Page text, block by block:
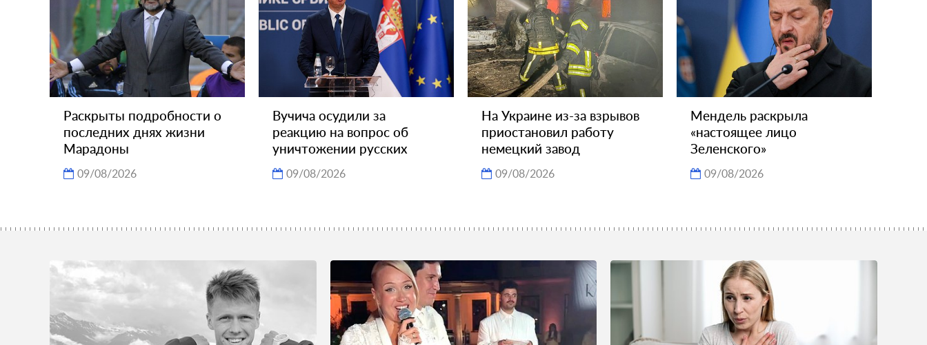
Раскрыты подробности о
последних днях жизни
Марадоны
09/08/2026
Вучича осудили за
реакцию на вопрос об
уничтожении русских
09/08/2026
На Украине из-за взрывов
приостановил работу
немецкий завод
09/08/2026
Мендель раскрыла
«настоящее лицо
Зеленского»
09/08/2026